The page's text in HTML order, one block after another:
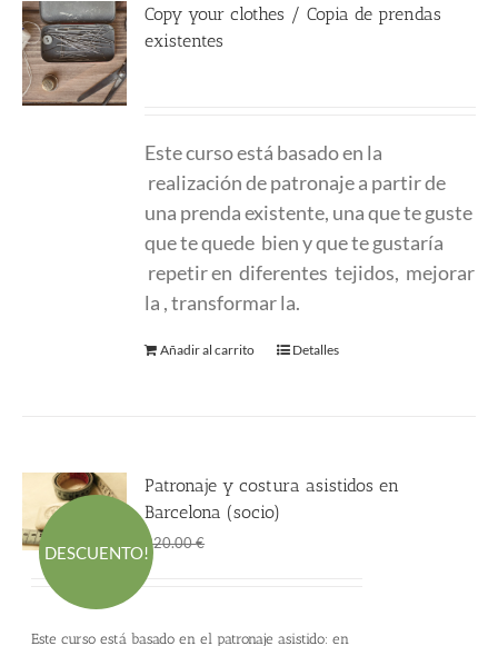
Copy your clothes / Copia de prendas
existentes
Este curso está basado en la
realización de patronaje a partir de
una prenda existente, una que te guste
que te quede bien y que te gustaría
repetir en diferentes tejidos, mejorar
la , transformar la.
Añadir al carrito Detalles
DESCUENTO!
Patronaje y costura asistidos en
Barcelona (socio)
220.00€
era:
es:
Este curso está basado en el patronaje asistido: en